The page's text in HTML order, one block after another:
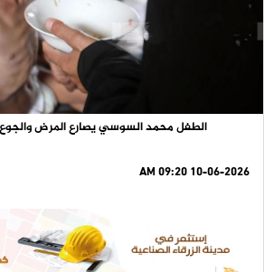
الطفل محمد السوسي يصارع المرض
10-06-2026 09:20 AM